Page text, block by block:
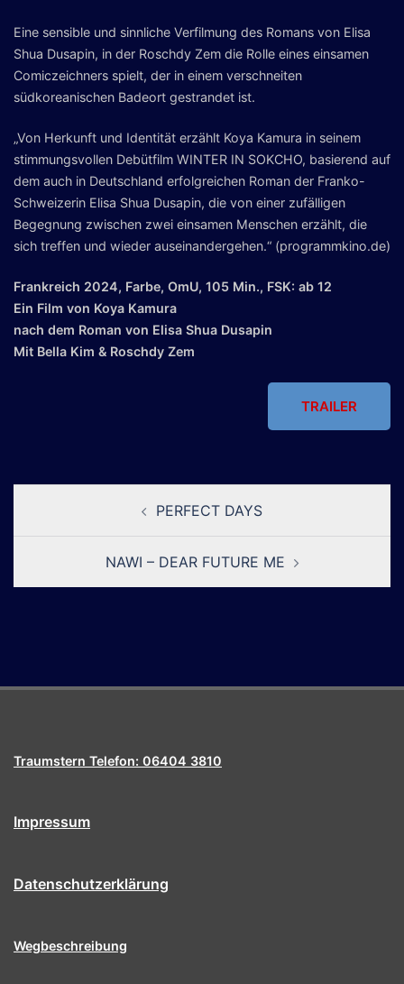
Eine sensible und sinnliche Verfilmung des Romans von Elisa
Shua Dusapin, in der Roschdy Zem die Rolle eines einsamen
Comiczeichners spielt, der in einem verschneiten
südkoreanischen Badeort gestrandet ist.
„Von Herkunft und Identität erzählt Koya Kamura in seinem
stimmungsvollen Debütfilm WINTER IN SOKCHO, basierend auf
dem auch in Deutschland erfolgreichen Roman der Franko-
Schweizerin Elisa Shua Dusapin, die von einer zufälligen
Begegnung zwischen zwei einsamen Menschen erzählt, die
sich treffen und wieder auseinandergehen.“ (programmkino.de)
Frankreich 2024, Farbe, OmU, 105 Min., FSK: ab 12
Ein Film von Koya Kamura
nach dem Roman von Elisa Shua Dusapin
Mit Bella Kim & Roschdy Zem
TRAILER
PERFECT DAYS
NAWI – DEAR FUTURE ME
Traumstern Telefon: 06404 3810
Impressum
Datenschutzerklärung
Wegbeschreibung